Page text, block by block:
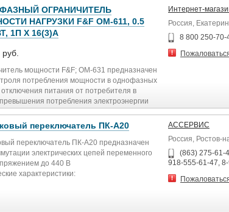
размеры
мм
электронных серии «СЧЕТ»,
для контроля релейной техники
в госреестр),
часов,
блоков,
для приборов серии КР
вторичных «ЧВМП» и «ЧВМ»
серии «РВВ»
для управления школьными звонками
для систем единого времени.
логические серии «ИР»
времени программное двухканальное
внешним носителем)
времени астрономическое «РАСТР-2»
суточное «СПРВ-1»
ОГРАНИЧИТЕЛЬ
НАГРУЗКИ F&F OM-611, 0.5
1П X 16(3)А
руб.
мощности F&F; OM-631 предназначен
потребления мощности в однофазных
отключения питания от потребителя в
потребления электроэнергии
несанкционированного подключения к
сети на лестничной площадке, коридоре и
Интернет-
Россия,
8 800 250-70-
переключатель ПК-А20
переключатель ПК-А20 предназначен
электрических цепей переменного
до 440 В
характеристики:
АССЕРВИС
Россия, Ростов-
(863) 275-61-
918-555-61-47,